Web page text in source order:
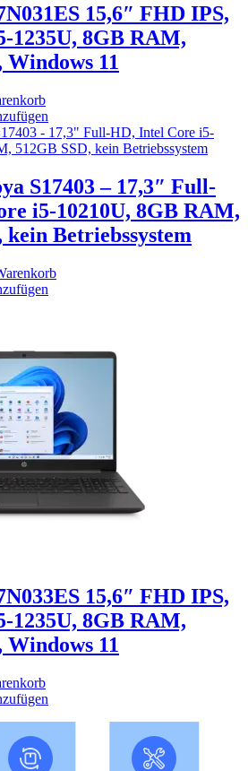
15,6″ FHD IPS,
1235U, 8GB RAM,
Windows 11
S17403 – 17,3″ Full-
i5-10210U, 8GB RAM,
kein Betriebssystem
15,6″ FHD IPS,
1235U, 8GB RAM,
Windows 11